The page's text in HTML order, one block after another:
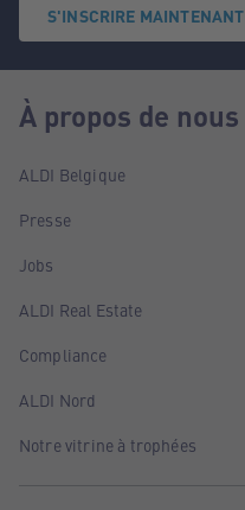
S'INSCRIRE MAINTENANT
À propos de nous
ALDI Belgique
Presse
Jobs
ALDI Real Estate
Compliance
ALDI Nord
Notre vitrine à trophées